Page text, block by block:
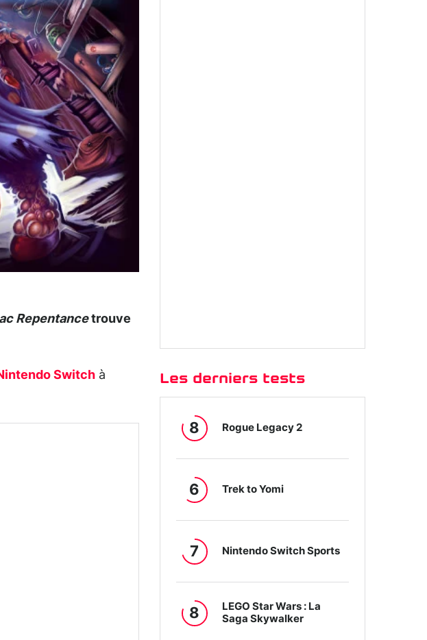
Repentancetrouve
Switch à
Les derniers tests
8 Rogue Legacy 2
6 Trek to Yomi
7 Nintendo Switch Sports
8
LEGO Star Wars : La
Saga Skywalker